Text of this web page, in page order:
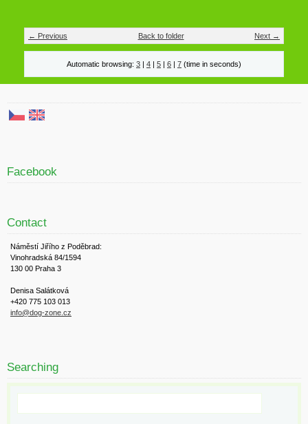
← Previous Next →
Back to folder
Automatic browsing: 3 4 5 6 7 (time in seconds)
Facebook
Contact
Náměstí Jiřího z Poděbrad:
Vinohradská 84/1594
130 00 Praha 3
Denisa Salátková
+420 775 103 013
info@dog-zone.cz
Searching